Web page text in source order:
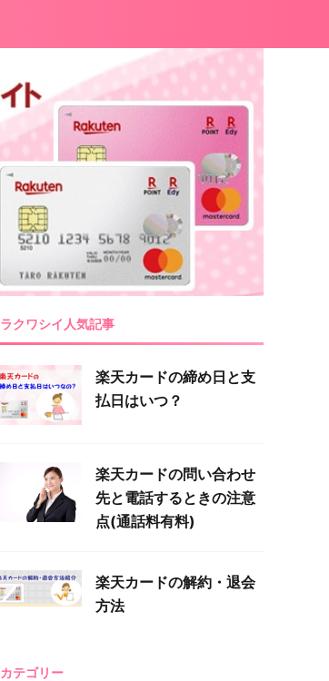
ラクワシイ人気記事
楽天カードの締め日と支
払日はいつ？
楽天カードの問い合わせ
先と電話するときの注意
点(通話料有料)
楽天カードの解約・退会
方法
カテゴリー